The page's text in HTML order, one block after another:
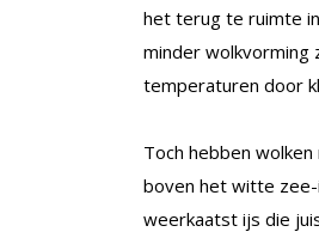
het terug te ruimte
minder wolkvorming
temperaturen door
Toch hebben
boven het witte
weerkaatst ijs die